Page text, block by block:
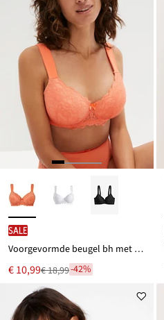
SALE
Voorgevormde beugel bh met gewatteerde bandjes
Nu
voor
€ 10,99
Van
€ 18,99
€ 18,99-42%